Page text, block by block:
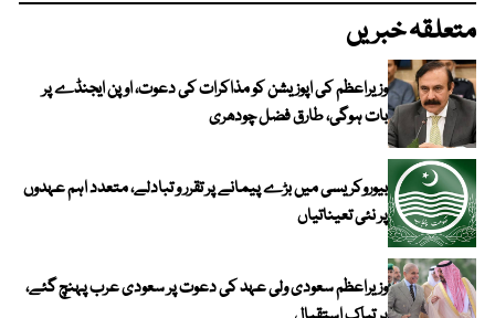
متعلقہ خبریں
وزیراعظم کی اپوزیشن کو مذاکرات کی دعوت، اوپن ایجنڈے پر
بات ہوگی، طارق فضل چودھری
بیوروکریسی میں بڑے پیمانے پر تقرر و تبادلے، متعدد اہم عہدوں
پر نئی تعیناتیاں
وزیراعظم سعودی ولی عہد کی دعوت پر سعودی عرب پہنچ گئے،